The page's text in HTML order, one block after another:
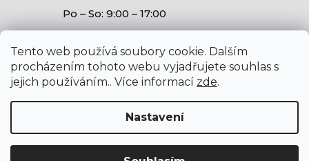
Tento web používá soubory cookie. Dalším
procházením tohoto webu vyjadřujete souhlas s
jejich používáním.. Více informací zde.
Nastavení
Po – So: 9:00 – 17:00
Stramis.cz všechna práva vyhrazena.
Studio S!cka